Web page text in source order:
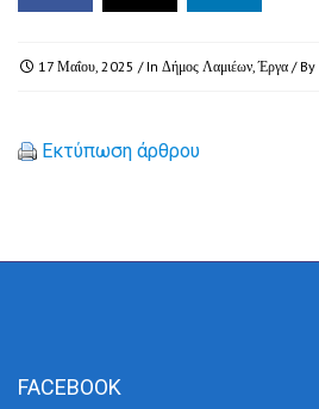
17 Μαΐου, 2025 / In Δήμος Λαμιέων ,Έργα / By
Εκτύπωση άρθρου
FACEBOOK